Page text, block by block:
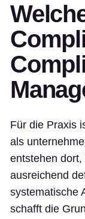
Für die Praxis
als
entstehen dort,
ausreichend
systematische
schafft die